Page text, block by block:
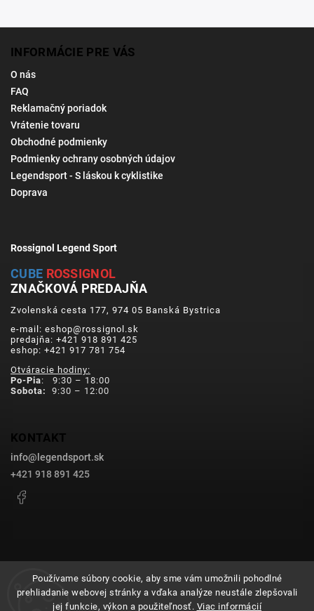
Používame súbory cookie, aby sme vám umožnili pohodlné
prehliadanie webovej stránky a vďaka analýze neustále zlepšovali
jej funkcie, výkon a použiteľnosť. Viac informácií
INFORMÁCIE PRE VÁS
O nás
FAQ
Reklamačný poriadok
Vrátenie tovaru
Obchodné podmienky
Podmienky ochrany osobných údajov
Legendsport - S láskou k cyklistike
Doprava
Rossignol Legend Sport
CUBE ROSSIGNOL
ZNAČKOVÁ PREDAJŇA
Zvolenská cesta 177, 974 05 Banská Bystrica
e-mail: eshop@rossignol.sk
predajňa: +421 918 891 425
eshop: +421 917 781 754
Otváracie hodiny:
Po-Pia: 9:30 – 18:00
Sobota:
9:30 – 12:00
KONTAKT
info@ legendsport.sk
+421 918 891 425
Copyright 2026legendsport.sk. Všetky práva vyhradené.